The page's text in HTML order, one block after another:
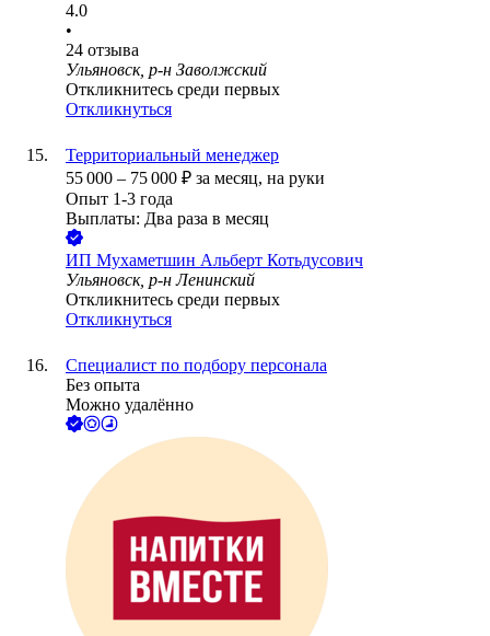
4.0
•
24 отзыва
Ульяновск, р-н Заволжский
Откликнитесь среди первых
Откликнуться
Территориальный менеджер
55 000 – 75 000 ₽ за месяц, на руки
Опыт 1-3 года
Выплаты: Два раза в месяц
ИП Мухаметшин Альберт Котьдусович
Ульяновск, р-н Ленинский
Откликнитесь среди первых
Откликнуться
Специалист по подбору персонала
Без опыта
Можно удалённо